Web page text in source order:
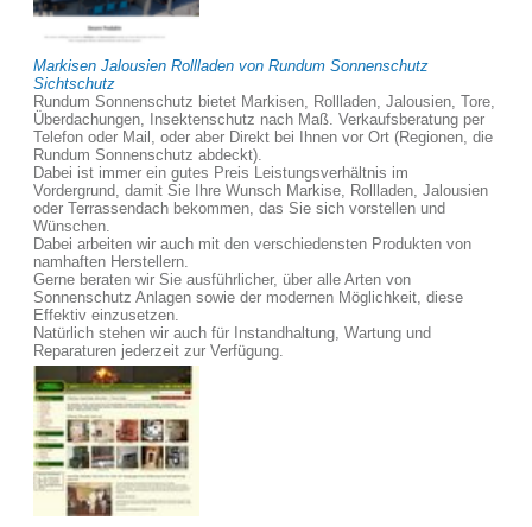
Markisen Jalousien Rollladen von Rundum Sonnenschutz
Sichtschutz
Rundum Sonnenschutz bietet Markisen, Rollladen, Jalousien, Tore,
Überdachungen, Insektenschutz nach Maß. Verkaufsberatung per
Telefon oder Mail, oder aber Direkt bei Ihnen vor Ort (Regionen, die
Rundum Sonnenschutz abdeckt).
Dabei ist immer ein gutes Preis Leistungsverhältnis im
Vordergrund, damit Sie Ihre Wunsch Markise, Rollladen, Jalousien
oder Terrassendach bekommen, das Sie sich vorstellen und
Wünschen.
Dabei arbeiten wir auch mit den verschiedensten Produkten von
namhaften Herstellern.
Gerne beraten wir Sie ausführlicher, über alle Arten von
Sonnenschutz Anlagen sowie der modernen Möglichkeit, diese
Effektiv einzusetzen.
Natürlich stehen wir auch für Instandhaltung, Wartung und
Reparaturen jederzeit zur Verfügung.